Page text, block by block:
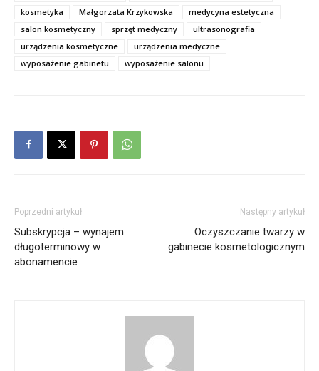
kosmetyka
Małgorzata Krzykowska
medycyna estetyczna
salon kosmetyczny
sprzęt medyczny
ultrasonografia
urządzenia kosmetyczne
urządzenia medyczne
wyposażenie gabinetu
wyposażenie salonu
Poprzedni artykuł
Subskrypcja – wynajem
długoterminowy w
abonamencie
Następny artykuł
Oczyszczanie twarzy w
gabinecie kosmetologicznym